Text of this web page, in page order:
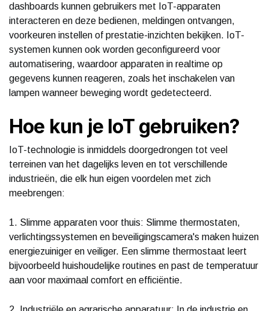
dashboards kunnen gebruikers met IoT-apparaten
interacteren en deze bedienen, meldingen ontvangen,
voorkeuren instellen of prestatie-inzichten bekijken. IoT-
systemen kunnen ook worden geconfigureerd voor
automatisering, waardoor apparaten in realtime op
gegevens kunnen reageren, zoals het inschakelen van
lampen wanneer beweging wordt gedetecteerd.
Hoe kun je IoT gebruiken?
IoT-technologie is inmiddels doorgedrongen tot veel
terreinen van het dagelijks leven en tot verschillende
industrieën, die elk hun eigen voordelen met zich
meebrengen:
1. Slimme apparaten voor thuis: Slimme thermostaten,
verlichtingssystemen en beveiligingscamera's maken huizen
energiezuiniger en veiliger. Een slimme thermostaat leert
bijvoorbeeld huishoudelijke routines en past de temperatuur
aan voor maximaal comfort en efficiëntie.